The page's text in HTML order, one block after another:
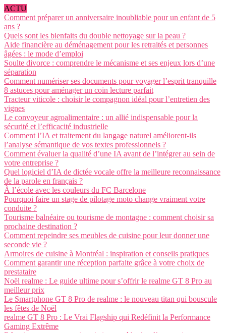
ACTU
Comment préparer un anniversaire inoubliable pour un enfant de 5
ans ?
Quels sont les bienfaits du double nettoyage sur la peau ?
Aide financière au déménagement pour les retraités et personnes
âgées : le mode d’emploi
Soulte divorce : comprendre le mécanisme et ses enjeux lors d’une
séparation
Comment numériser ses documents pour voyager l’esprit tranquille
8 astuces pour aménager un coin lecture parfait
Tracteur viticole : choisir le compagnon idéal pour l’entretien des
vignes
Le convoyeur agroalimentaire : un allié indispensable pour la
sécurité et l’efficacité industrielle
Comment l’IA et traitement du langage naturel améliorent-ils
l’analyse sémantique de vos textes professionnels ?
Comment évaluer la qualité d’une IA avant de l’intégrer au sein de
votre entreprise ?
Quel logiciel d’IA de dictée vocale offre la meilleure reconnaissance
de la parole en français ?
À l’école avec les couleurs du FC Barcelone
Pourquoi faire un stage de pilotage moto change vraiment votre
conduite ?
Tourisme balnéaire ou tourisme de montagne : comment choisir sa
prochaine destination ?
Comment repeindre ses meubles de cuisine pour leur donner une
seconde vie ?
Armoires de cuisine à Montréal : inspiration et conseils pratiques
Comment garantir une réception parfaite grâce à votre choix de
prestataire
Noël realme : Le guide ultime pour s’offrir le realme GT 8 Pro au
meilleur prix
Le Smartphone GT 8 Pro de realme : le nouveau titan qui bouscule
les fêtes de Noël
realme GT 8 Pro : Le Vrai Flagship qui Redéfinit la Performance
Gaming Extrême